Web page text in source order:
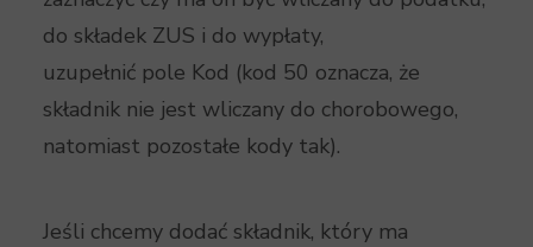
do składek ZUS i do wypłaty,
uzupełnić pole Kod (kod 50 oznacza, że
składnik nie jest wliczany do chorobowego,
natomiast pozostałe kody tak).
Jeśli chcemy dodać składnik, który ma